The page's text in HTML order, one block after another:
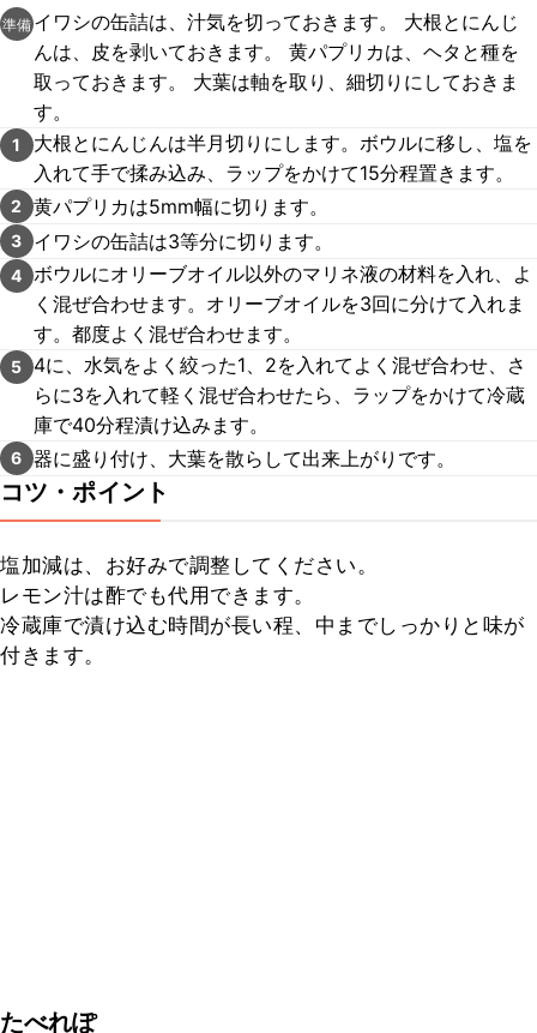
準備 イワシの缶詰は、汁気を切っておきます。 大根とにんじ
んは、皮を剥いておきます。 黄パプリカは、ヘタと種を
取っておきます。 大葉は軸を取り、細切りにしておきま
す。
1
大根とにんじんは半月切りにします。ボウルに移し、塩を
入れて手で揉み込み、ラップをかけて15分程置きます。
2 黄パプリカは5mm幅に切ります。
3 イワシの缶詰は3等分に切ります。
4 ボウルにオリーブオイル以外のマリネ液の材料を入れ、よ
く混ぜ合わせます。オリーブオイルを3回に分けて入れま
す。都度よく混ぜ合わせます。
5
4に、水気をよく絞った1、2を入れてよく混ぜ合わせ、さ
らに3を入れて軽く混ぜ合わせたら、ラップをかけて冷蔵
庫で40分程漬け込みます。
6 器に盛り付け、大葉を散らして出来上がりです。
コツ・ポイント
塩加減は、お好みで調整してください。
レモン汁は酢でも代用できます。
冷蔵庫で漬け込む時間が長い程、中までしっかりと味が
付きます。
たべれぽ